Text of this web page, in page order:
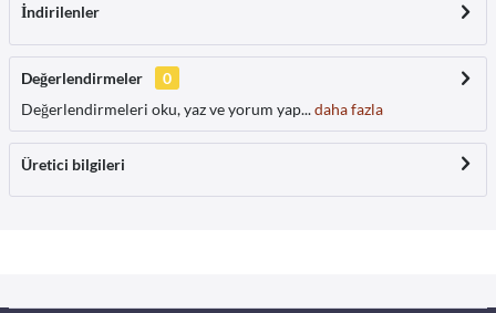
İndirilenler
Değerlendirmeler
0
Değerlendirmeleri oku, yaz ve yorum yap...daha fazla
Üretici bilgileri